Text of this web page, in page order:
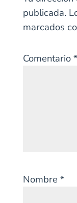
publicada.
marcados
Comentario *
Nombre *